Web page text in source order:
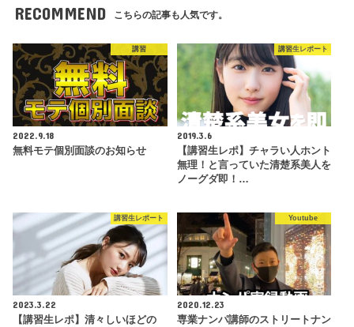
RECOMMEND こちらの記事も人気です。
講習
2022.9.18
無料モテ個別面談のお知らせ
講習生レポート
2019.3.6
【講習生レポ】チャラい人ホント
無理！と言っていた清楚系美人を
ノーグダ即！…
講習生レポート
2023.3.22
【講習生レポ】清々しいほどの
Youtube
2020.12.23
専業ナンパ講師のストリートナン